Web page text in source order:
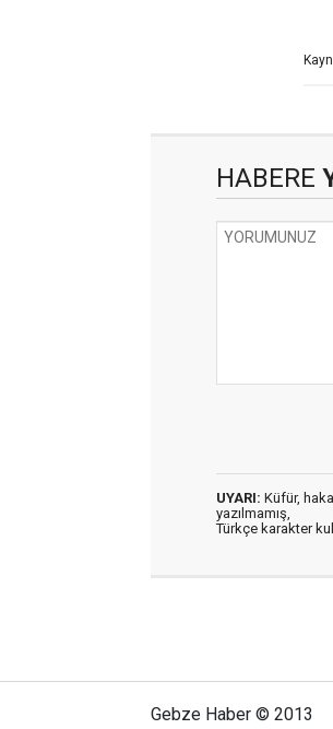
HABERE
UYARI: Küfür,
yazılmamış,
Türkçe karakter
Gebze Haber © 2013